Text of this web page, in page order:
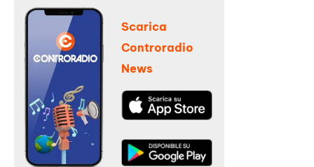
Scarica
Controradio
News